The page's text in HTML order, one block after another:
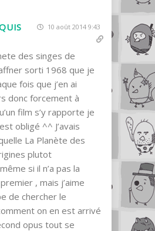
10 août 2014 9:43
des singes de
sorti 1968 que je
fois que j’en ai
donc forcement à
film s’y rapporte je
obligé ^^ J’avais
La Planète des
plutot
si il n’a pas la
, mais j’aime
de chercher le
on en est arrivé
opus tout se